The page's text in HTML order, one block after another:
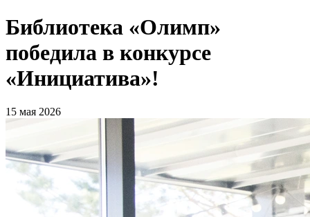
Библиотека «Олимп»
победила в конкурсе
«Инициатива»!
15 мая 2026